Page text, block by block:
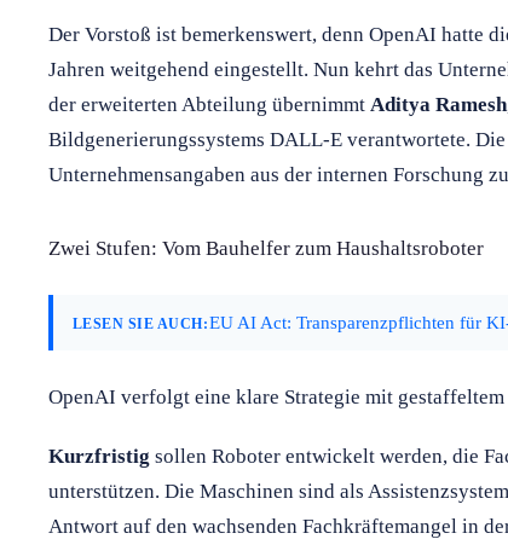
Der Vorstoß ist bemerkenswert, denn OpenAI hatte
Jahren weitgehend eingestellt. Nun kehrt das
der erweiterten Abteilung übernimmt Aditya Ramesh
Bildgenerierungssystems DALL-E verantwortete.
Unternehmensangaben aus der internen Forschung
Zwei Stufen: Vom Bauhelfer zum Haushaltsroboter
LESEN SIE AUCH:EU AI Act: Transparenzpflichten für
OpenAI verfolgt eine klare Strategie mit
Kurzfristig sollen Roboter entwickelt werden, die
unterstützen. Die Maschinen sind als
Antwort auf den wachsenden Fachkräftemangel in